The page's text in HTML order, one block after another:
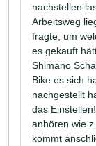
nachstellen
Arbeitsweg
fragte, um
es gekauft
Shimano
Bike es sich
nachgestellt
das
anhören wie
kommt